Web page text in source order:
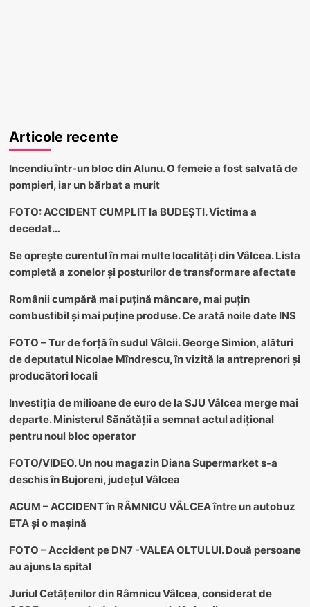
Articole recente
Incendiu într-un bloc din Alunu. O femeie a fost salvată de
pompieri, iar un bărbat a murit
FOTO: ACCIDENT CUMPLIT la BUDEȘTI. Victima a
decedat…
Se oprește curentul în mai multe localități din Vâlcea. Lista
completă a zonelor și posturilor de transformare afectate
Românii cumpără mai puțină mâncare, mai puțin
combustibil și mai puține produse. Ce arată noile date INS
FOTO – Tur de forță în sudul Vâlcii. George Simion, alături
de deputatul Nicolae Mîndrescu, în vizită la antreprenori și
producători locali
Investiția de milioane de euro de la SJU Vâlcea merge mai
departe. Ministerul Sănătății a semnat actul adițional
pentru noul bloc operator
FOTO/VIDEO. Un nou magazin Diana Supermarket s-a
deschis în Bujoreni, județul Vâlcea
ACUM – ACCIDENT în RÂMNICU VÂLCEA între un autobuz
ETA și o mașină
FOTO – Accident pe DN7 -VALEA OLTULUI. Două persoane
au ajuns la spital
Juriul Cetățenilor din Râmnicu Vâlcea, considerat de